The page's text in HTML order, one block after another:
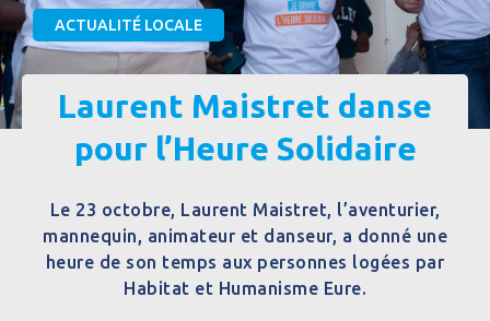
ACTUALITÉ LOCALE
Laurent Maistret danse
pour l’Heure Solidaire
Le 23 octobre, Laurent Maistret, l’aventurier,
mannequin, animateur et danseur, a donné une
heure de son temps aux personnes logées par
Habitat et Humanisme Eure.